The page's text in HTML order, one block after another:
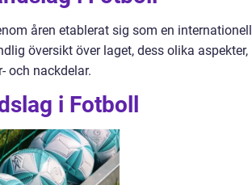
åren etablerat sig som en internationell
översikt över laget, dess olika aspekter,
och nackdelar.
i Fotboll